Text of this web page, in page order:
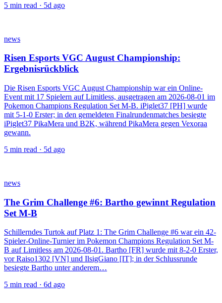
5 min read · 5d ago
news
Risen Esports VGC August Championship:
Ergebnisrückblick
Die Risen Esports VGC August Championship war ein Online-
Event mit 17 Spielern auf Limitless, ausgetragen am 2026-08-01 im
Pokemon Champions Regulation Set M-B. iPiglet37 [PH] wurde
mit 5-1-0 Erster; in den gemeldeten Finalrundenmatches besiegte
iPiglet37 PikaMera und B2K, während PikaMera gegen Vexoraa
gewann.
5 min read · 5d ago
news
The Grim Challenge #6: Bartho gewinnt Regulation
Set M-B
Schillerndes Turtok auf Platz 1: The Grim Challenge #6 war ein 42-
Spieler-Online-Turnier im Pokemon Champions Regulation Set M-
B auf Limitless am 2026-08-01. Bartho [FR] wurde mit 8-2-0 Erster,
vor Raiso1302 [VN] und IlsigGiano [IT]; in der Schlussrunde
besiegte Bartho unter anderem…
5 min read · 6d ago